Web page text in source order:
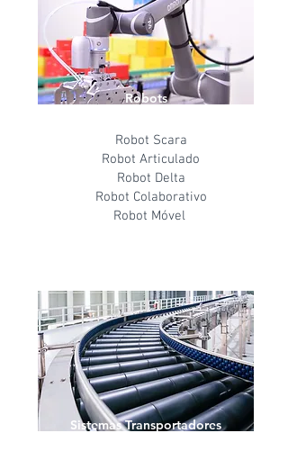
Robots
Robot Scara
Robot Articulado
Robot Delta
Robot Colaborativo
Robot Móvel
Sistemas Transportadores